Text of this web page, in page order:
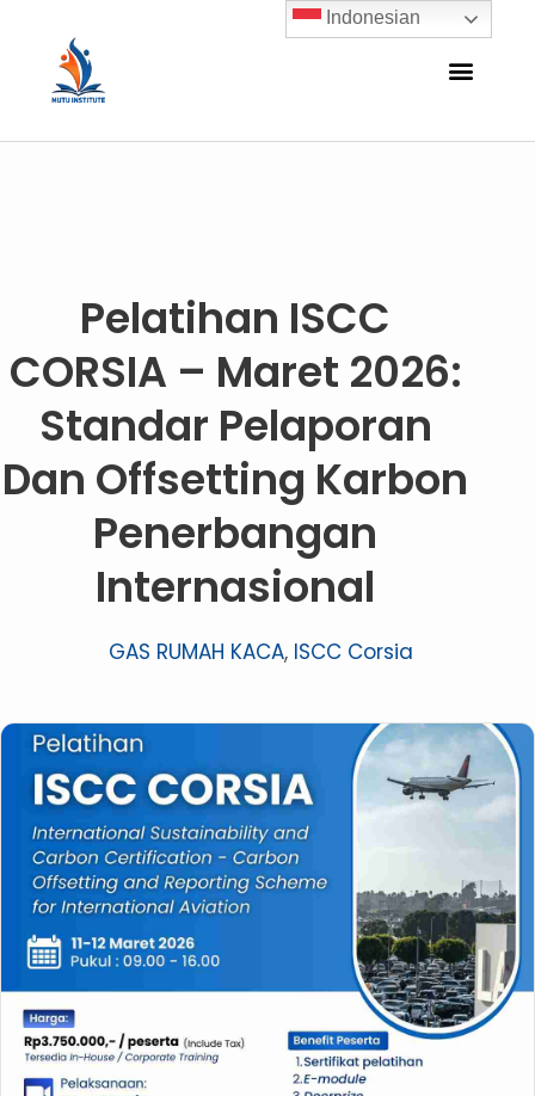
Pelatihan ISCC
CORSIA – Maret 2026:
Standar Pelaporan
Dan Offsetting Karbon
Penerbangan
Internasional
GAS RUMAH KACA, ISCC Corsia
Indonesian